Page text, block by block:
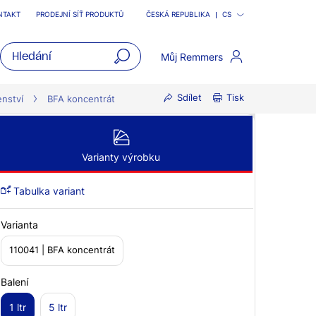
PRODEJNÍ SÍŤ PRODUKTŮ ČESKÁ REPUBLIKA CS
Můj Remmers
BFA koncentrát Sdílet Tisk
Varianty výrobku
Tabulka variant
Varianta
110041 | BFA koncentrát
Balení
1 ltr 5 ltr